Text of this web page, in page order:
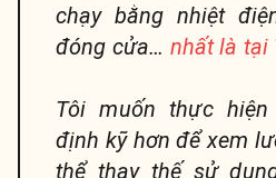
chạy bằng nhiệt
đóng cửa… nhất là tại
Tôi muốn thực
định kỹ hơn để xem
thể thay thế sử